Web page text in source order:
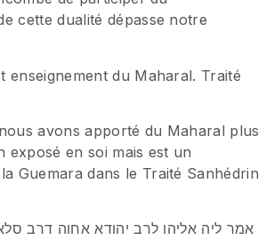
cette dualité dépasse notre
enseignement du Maharal. Traité
avons apporté du Maharal plus
exposé en soi mais est un
Guemara dans le Traité Sanhédrin
אמר ליה אליהו לרב יהודא אחוה דרב